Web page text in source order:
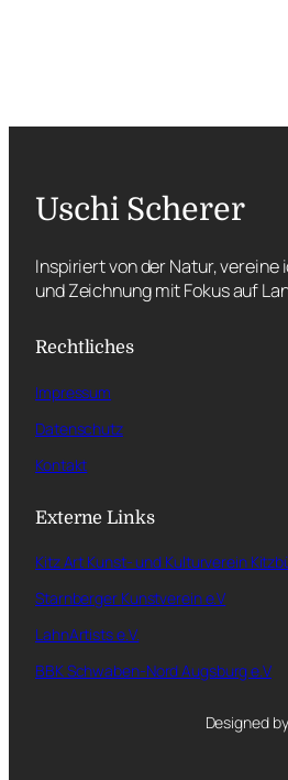
Uschi Scherer
Inspiriert von der Natur, vereine
und Zeichnung mit Fokus auf
Rechtliches
Impressum
Datenschutz
Kontakt
Externe Links
Kitz Art Kunst- und Kulturverein
Starnberger Kunstverein e.V
LahnArtists e.V.
BBK Schwaben-Nord Augsburg e.V
Designed